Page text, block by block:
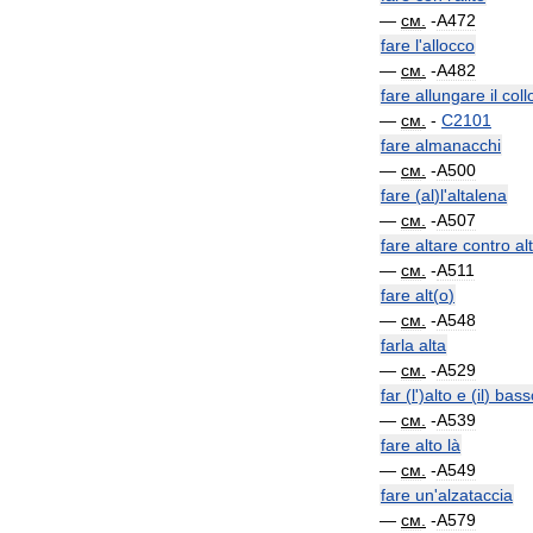
— см -A472
fare l'allocco
— см -A482
fare allungare il
— см - C2101
fare almanacchi
— см -A500
fare (al)l'altalena
— см -A507
fare altare contro
— см -A511
fare alt(o)
— см -A548
farla alta
— см -A529
far (l')alto e (il)
— см -A539
fare alto là
— см -A549
fare un'alzataccia
— см -A579